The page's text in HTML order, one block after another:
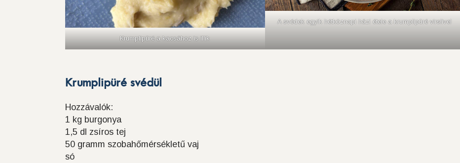
Krumplipüré a kacsához is illik
A svédek egyik hétköznapi házi étele a krumplipüré virslivel
Krumplipüré svédül
Hozzávalók:
1 kg burgonya
1,5 dl zsíros tej
50 gramm szobahőmérsékletű vaj
só